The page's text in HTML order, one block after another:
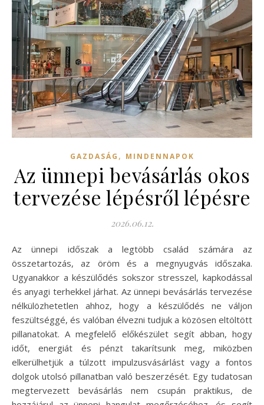
GAZDASÁG , MINDENNAPOK
Az ünnepi bevásárlás okos
tervezése lépésről lépésre
2026.06.12.
Az ünnepi időszak a legtöbb család számára az
összetartozás, az öröm és a megnyugvás időszaka.
Ugyanakkor a készülődés sokszor stresszel, kapkodással
és anyagi terhekkel járhat. Az ünnepi bevásárlás tervezése
nélkülözhetetlen ahhoz, hogy a készülődés ne váljon
feszültséggé, és valóban élvezni tudjuk a közösen eltöltött
pillanatokat. A megfelelő előkészület segít abban, hogy
időt, energiát és pénzt takarítsunk meg, miközben
elkerülhetjük a túlzott impulzusvásárlást vagy a fontos
dolgok utolsó pillanatban való beszerzését. Egy tudatosan
megtervezett bevásárlás nem csupán praktikus, de